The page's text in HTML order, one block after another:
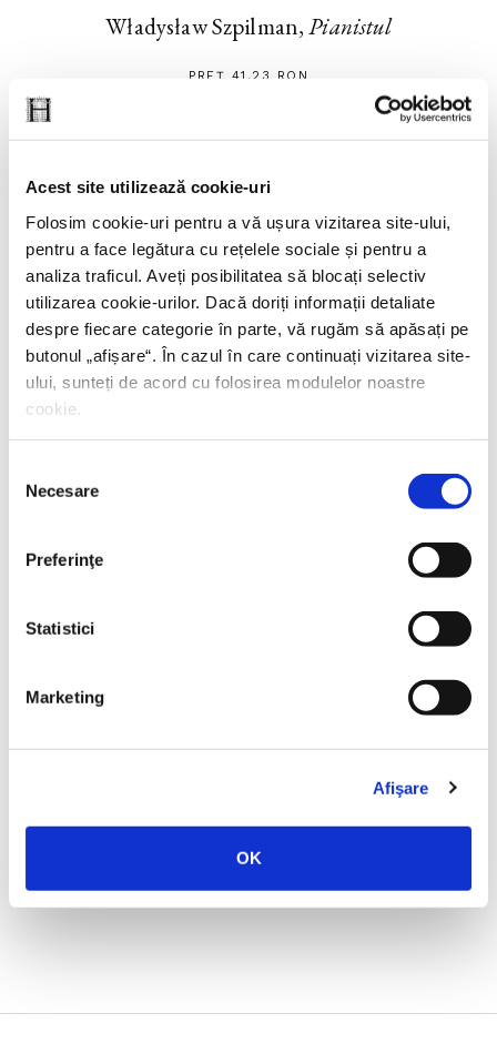
Acest site utilizează cookie-uri
Folosim cookie-uri pentru a vă ușura vizitarea site-ului,
pentru a face legătura cu rețelele sociale și pentru a
analiza traficul. Aveți posibilitatea să blocați selectiv
utilizarea cookie-urilor. Dacă doriți informații detaliate
despre fiecare categorie în parte, vă rugăm să apăsați pe
butonul „ afișare“. În cazul în care continuați vizitarea site-
ului, sunteți de acord cu folosirea modulelor noastre
cookie.
consimțământului
Necesare
Preferinţe
Statistici
Marketing
Afişare
OK
Władysław Szpilman,Pianistul
PREȚ 41.23 RON
Władysław Szpilman,Pianistul
Władysław Szpilman,